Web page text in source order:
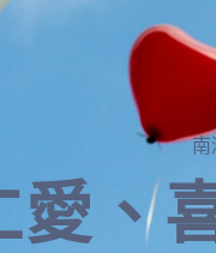
南
愛、